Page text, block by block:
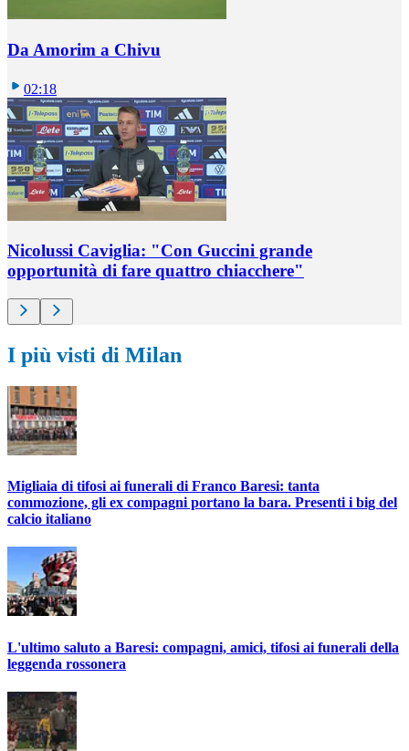
Da Amorim a Chivu
02:18
Nicolussi Caviglia: "Con Guccini grande
opportunità di fare quattro chiacchere"
I più visti di Milan
Migliaia di tifosi ai funerali di Franco Baresi: tanta
commozione, gli ex compagni portano la bara. Presenti i big del
calcio italiano
L'ultimo saluto a Baresi: compagni, amici, tifosi ai funerali della
leggenda rossonera